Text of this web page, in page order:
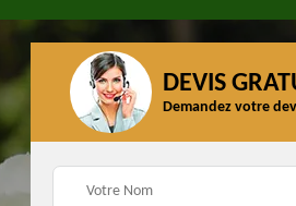
DEVIS
Demandez votre